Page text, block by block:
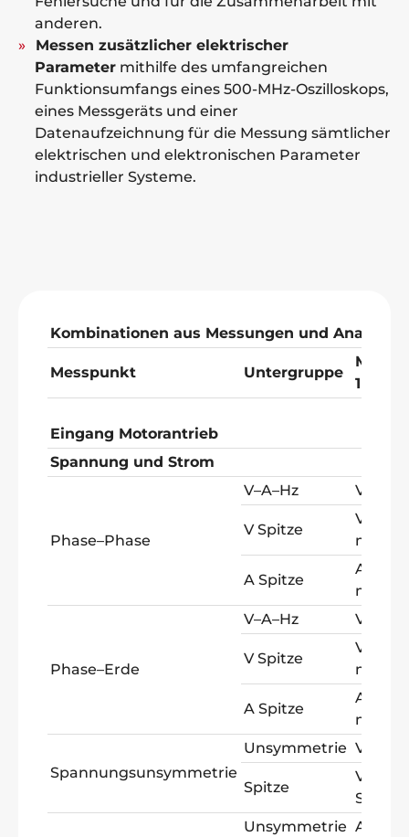
anderen.
Messen zusätzlicher elektrischer
Parameter mithilfe des umfangreichen
Funktionsumfangs eines 500-MHz-Oszilloskops,
eines Messgeräts und einer
Datenaufzeichnung für die Messung sämtlicher
elektrischen und elektronischen Parameter
industrieller Systeme.
Kombinationen aus Messungen und Analysen
Messpunkt Untergruppe
1
Eingang Motorantrieb
Spannung und Strom
Phase–Phase
V–A–Hz V AC +
V Spitze
V
max
A Spitze
A
max
Phase–Erde
V–A–Hz V AC +
V Spitze
V
max
A Spitze
A
max
Spannungsunsymmetrie
Unsymmetrie V AC +
Spitze
V
Spitze
Unsymmetrie A AC +